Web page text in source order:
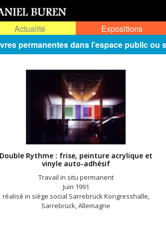
Actualité Expositions
permanentes dans l'espace public ou
Double Rythme : frise, peinture acrylique et
vinyle auto-adhésif
Travail in situ permanent
Juin 1991
réalisé in siège social Sarrebrück Kongresshalle,
Sarrebrück, Allemagne